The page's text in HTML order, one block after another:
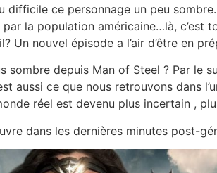
difficile ce personnage un peu
la population américaine…là, c’est
Un nouvel épisode a l’air d’être en
sombre depuis Man of Steel ? Par le
aussi ce que nous retrouvons
réel est devenu plus incertain ,
dans les dernières minutes post-